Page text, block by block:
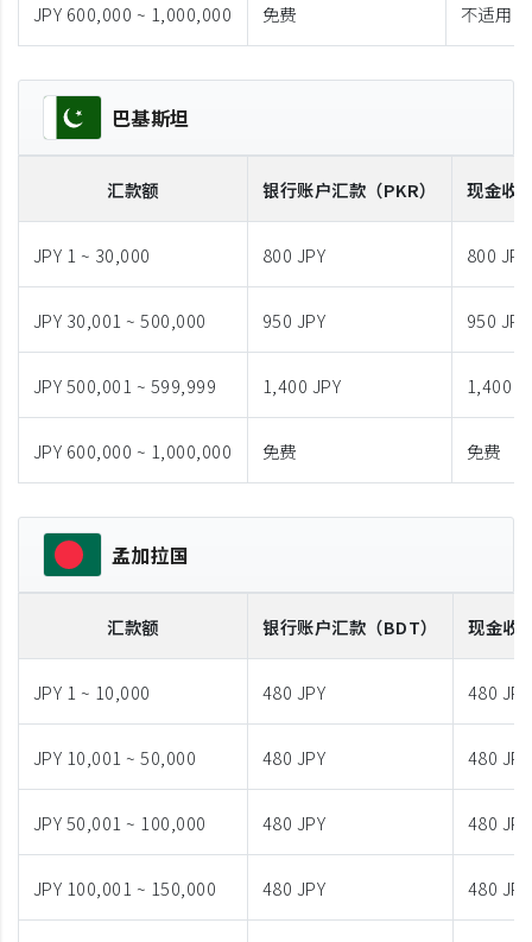
JPY 600,000 ~ 1,000,000 免费 不适用
巴基斯坦
汇款额 银行账户汇款 （PKR） 现金收
JPY 1 ~ 30,000 800 JPY 800 JPY
JPY 30,001 ~ 500,000 950 JPY 950 JPY
JPY 500,001 ~ 599,999 1,400 JPY 1,400
JPY 600,000 ~ 1,000,000 免费 免费
孟加拉国
汇款额 银行账户汇款 （BDT） 现金收
JPY 1 ~ 10,000 480 JPY 480 JPY
JPY 10,001 ~ 50,000 480 JPY 480 JPY
JPY 50,001 ~ 100,000 480 JPY 480 JPY
JPY 100,001 ~ 150,000 480 JPY 480 JPY